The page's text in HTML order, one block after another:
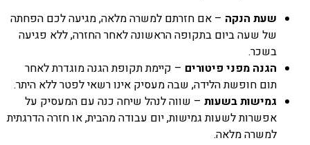
שעת הנקה – אם חזרתם למשרה מלאה, מגיעה לכם הפחתה
של שעה ביום בתקופה הראשונה לאחר החזרה, ללא פגיעה
בשכר.
הגנה מפני פיטורים – קיימת תקופת הגנה מוגדרת לאחר
תום חופשת הלידה, שבה מעסיק אינו רשאי לפטר ללא היתר.
גמישות בשעות – שווה לנהל שיחה כנה עם המעסיק על
אפשרות לשעות גמישות, יום עבודה מהבית, או חזרה הדרגתית
למשרה מלאה.